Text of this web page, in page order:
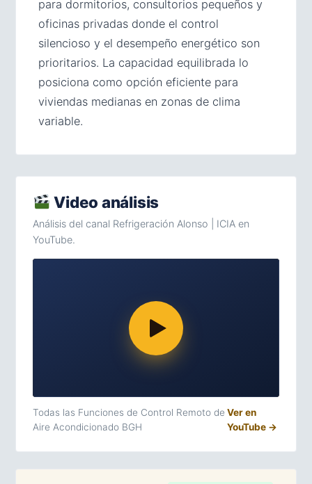
para dormitorios, consultorios pequeños y
oficinas privadas donde el control
silencioso y el desempeño energético son
prioritarios. La capacidad equilibrada lo
posiciona como opción eficiente para
viviendas medianas en zonas de clima
variable.
Video análisis
Análisis del canal Refrigeración Alonso | ICIA en
YouTube.
Todas las Funciones de Control Remoto de
Aire Acondicionado BGH
Ver en
YouTube →